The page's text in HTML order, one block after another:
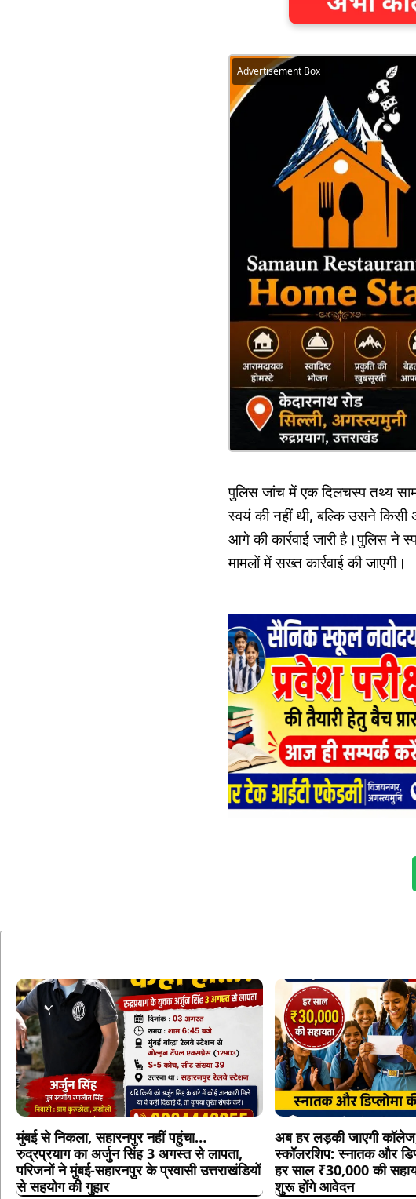
Advertisement Box
पुलिस जांच में एक दिलचस्प तथ्य
स्वयं की नहीं थी, बल्कि उसने
आगे की कार्रवाई जारी है।पुलिस ने
मामलों में सख्त कार्रवाई की जाएगी।
मुंबई से निकला, सहारनपुर नहीं पहुंचा…
रुद्रप्रयाग का अर्जुन सिंह 3 अगस्त से लापता,
परिजनों ने मुंबई-सहारनपुर के प्रवासी उत्तराखंडियों
से सहयोग की गुहार
अब हर लड़की जाएगी
स्कॉलरशिप: स्नातक और
हर साल ₹30,000 की
शुरू होंगे आवेदन